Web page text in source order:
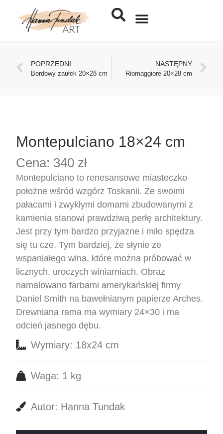
POPRZEDNI
Bordowy zaułek 20×28 cm
NASTĘPNY
Riomaggiore 20×28 cm
Montepulciano 18×24 cm
Cena: 340 zł
Montepulciano to renesansowe miasteczko
położne wśród wzgórz Toskanii. Ze swoimi
pałacami i zwykłymi domami zbudowanymi z
kamienia stanowi prawdziwą perłę architektury.
Jest przy tym bardzo przyjazne i miło spędza
się tu cze. Tym bardziej, że słynie ze
wspaniałego wina, które można próbować w
licznych, uroczych winiarniach. Obraz
namalowano farbami amerykańskiej firmy
Daniel Smith na bawełnianym papierze Arches.
Drewniana rama ma wymiary 24×30 i ma
odcień jasnego dębu.
Wymiary: 18x24 cm
Waga: 1 kg
Autor: Hanna Tundak